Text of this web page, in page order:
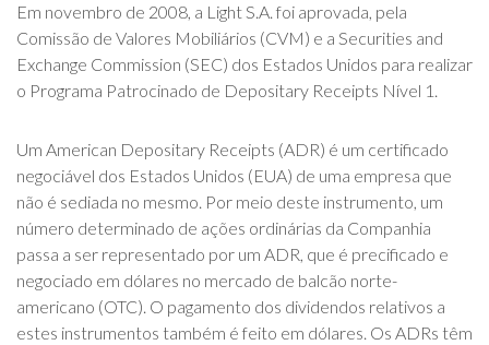
Em novembro de 2008, a Light S.A. foi aprovada, pela
Comissão de Valores Mobiliários (CVM) e a Securities and
Exchange Commission (SEC) dos Estados Unidos para realizar
o Programa Patrocinado de Depositary Receipts Nível 1.
Um American Depositary Receipts (ADR) é um certificado
negociável dos Estados Unidos (EUA) de uma empresa que
não é sediada no mesmo. Por meio deste instrumento, um
número determinado de ações ordinárias da Companhia
passa a ser representado por um ADR, que é precificado e
negociado em dólares no mercado de balcão norte-
americano (OTC). O pagamento dos dividendos relativos a
estes instrumentos também é feito em dólares. Os ADRs têm